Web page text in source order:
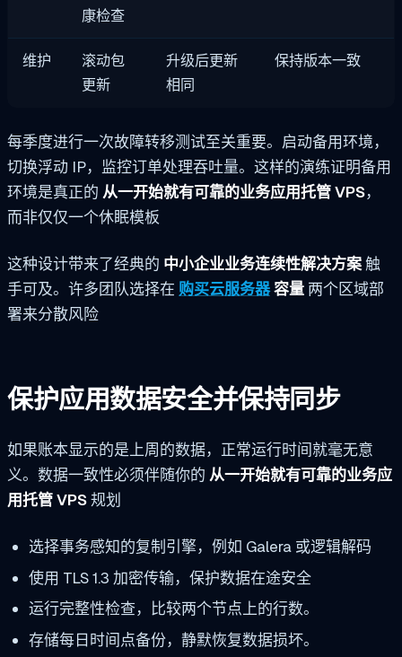
康检查
维护
滚动包
更新
升级后更新
相同
保持版本一致
每季度进行一次故障转移测试至关重要。启动备用环境，
切换浮动 IP，监控订单处理吞吐量。这样的演练证明备用
环境是真正的 从一开始就有可靠的业务应用托管 VPS，
而非仅仅一个休眠模板
这种设计带来了经典的 中小企业业务连续性解决方案触
手可及。许多团队选择在 购买云服务器容量 两个区域部
署来分散风险
保护应用数据安全并保持同步
如果账本显示的是上周的数据，正常运行时间就毫无意
义。数据一致性必须伴随你的 从一开始就有可靠的业务应
用托管 VPS规划
选择事务感知的复制引擎，例如 Galera 或逻辑解码
使用 TLS 1.3 加密传输，保护数据在途安全
运行完整性检查，比较两个节点上的行数。
存储每日时间点备份，静默恢复数据损坏。